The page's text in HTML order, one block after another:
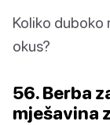
Koliko duboko
okus?
56. Berba
mješavina